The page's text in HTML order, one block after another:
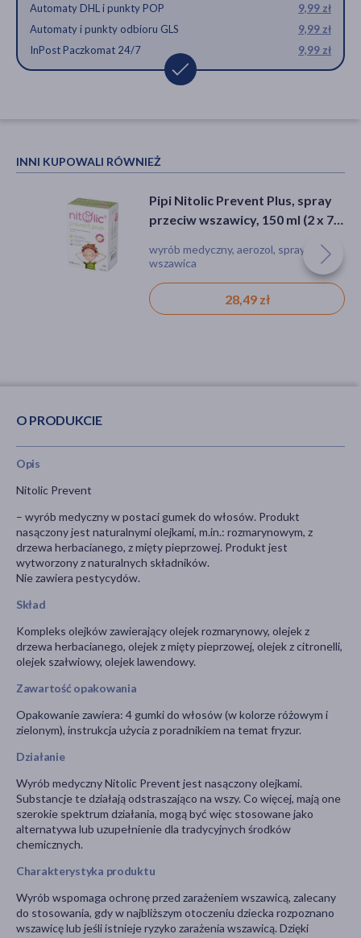
Automaty DHL i punkty POP
9,99 zł
Automaty i punkty odbioru GLS
9,99 zł
InPost Paczkomat 24/7
9,99 zł
INNI KUPOWALI RÓWNIEŻ
Pipi Nitolic Prevent Plus, spray
przeciw wszawicy, 150 ml (2 x 75
wyrób medyczny, aerozol, spray,
wszawica
28,49 zł
O PRODUKCIE
Opis
Nitolic Prevent
– wyrób medyczny w postaci gumek do włosów. Produkt
nasączony jest naturalnymi olejkami, m.in.: rozmarynowym, z
drzewa herbacianego, z mięty pieprzowej. Produkt jest
wytworzony z naturalnych składników.
Nie zawiera pestycydów.
Skład
Kompleks olejków zawierający olejek rozmarynowy, olejek z
drzewa herbacianego, olejek z mięty pieprzowej, olejek z citronelli,
olejek szałwiowy, olejek lawendowy.
Zawartość opakowania
Opakowanie zawiera: 4 gumki do włosów (w kolorze różowym i
zielonym), instrukcja użycia z poradnikiem na temat fryzur.
Działanie
Wyrób medyczny Nitolic Prevent jest nasączony olejkami.
Substancje te działają odstraszająco na wszy. Co więcej, mają one
szerokie spektrum działania, mogą być więc stosowane jako
alternatywa lub uzupełnienie dla tradycyjnych środków
chemicznych.
Charakterystyka produktu
Wyrób wspomaga ochronę przed zarażeniem wszawicą, zalecany
do stosowania, gdy w najbliższym otoczeniu dziecka rozpoznano
wszawicę lub jeśli istnieje ryzyko zarażenia wszawicą. Dzięki